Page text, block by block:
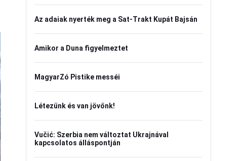
Az adaiak nyerték meg a Sat-Trakt Kupát Bajsán
Amikor a Duna figyelmeztet
MagyarZó Pistike messéi
Létezünk és van jövőnk!
Vučić: Szerbia nem változtat Ukrajnával
kapcsolatos álláspontján